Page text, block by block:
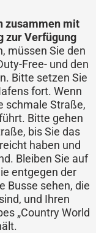
zusammen mit
zur Verfügung
müssen Sie den
Free- und den
Bitte setzen Sie
fort. Wenn
schmale Straße,
Bitte gehen
bis Sie das
haben und
Bleiben Sie auf
entgegen der
Busse sehen, die
und Ihren
„Country World